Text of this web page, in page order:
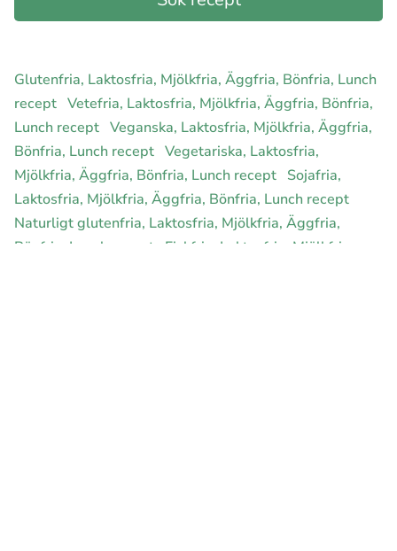
Glutenfria, Laktosfria, Mjölkfria, Äggfria, Bönfria, Lunch
recept Vetefria, Laktosfria, Mjölkfria, Äggfria, Bönfria,
Lunch recept Veganska, Laktosfria, Mjölkfria, Äggfria,
Bönfria, Lunch recept Vegetariska, Laktosfria,
Mjölkfria, Äggfria, Bönfria, Lunch recept Sojafria,
Laktosfria, Mjölkfria, Äggfria, Bönfria, Lunch recept
Naturligt glutenfria, Laktosfria, Mjölkfria, Äggfria,
Bönfria, Lunch recept
Fiskfria, Laktosfria, Mjölkfria,